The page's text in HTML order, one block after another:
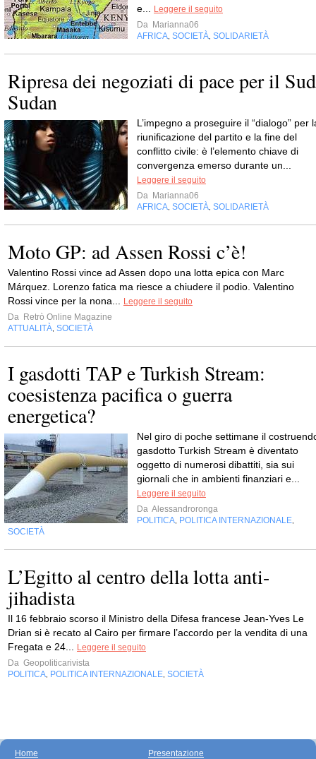
e... Leggere il seguito
Da Marianna06
AFRICA, SOCIETÀ, SOLIDARIETÀ
Ripresa dei negoziati di pace per il Sud
Sudan
L’impegno a proseguire il “dialogo” per
riunificazione del partito e la fine del
conflitto civile: è l’elemento chiave di
convergenza emerso durante un...
Leggere il seguito
Da Marianna06
AFRICA, SOCIETÀ, SOLIDARIETÀ
Moto GP: ad Assen Rossi c’è!
Valentino Rossi vince ad Assen dopo una lotta epica con Marc
Márquez. Lorenzo fatica ma riesce a chiudere il podio. Valentino
Rossi vince per la nona... Leggere il seguito
Da Retrò Online Magazine
ATTUALITÀ, SOCIETÀ
I gasdotti TAP e Turkish Stream:
coesistenza pacifica o guerra
energetica?
Nel giro di poche settimane il
gasdotto Turkish Stream è diventato
oggetto di numerosi dibattiti, sia sui
giornali che in ambienti finanziari e...
Leggere il seguito
Da Alessandroronga
POLITICA, POLITICA INTERNAZIONALE,
SOCIETÀ
L’Egitto al centro della lotta anti-
jihadista
Il 16 febbraio scorso il Ministro della Difesa francese Jean-Yves Le
Drian si è recato al Cairo per firmare l’accordo per la vendita di una
Fregata e 24... Leggere il seguito
Da Geopoliticarivista
POLITICA, POLITICA INTERNAZIONALE, SOCIETÀ
Home Presentazione